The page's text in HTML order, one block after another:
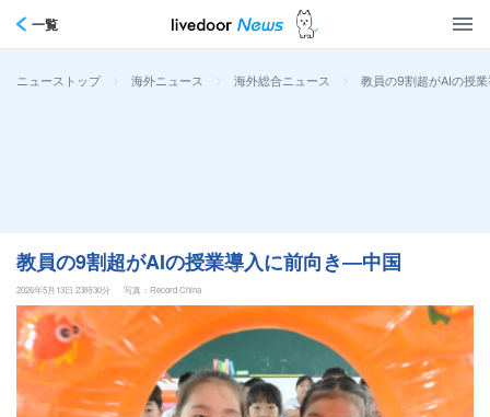
一覧
ニューストップ > 海外ニュース > 海外総合ニュース > 教員の9割超がAIの授
教員の9割超がAIの授業導入に前向き―中国
2026年5月13日 23時30分 写真：Record China